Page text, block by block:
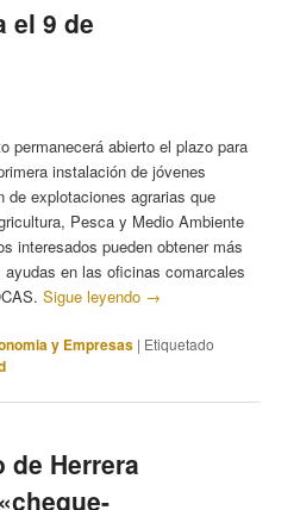
el 9 de
permanecerá abierto el plazo para
instalación de jóvenes
de explotaciones agrarias que
Pesca y Medio Ambiente
interesados pueden obtener más
en las oficinas comarcales
Sigue leyendo →
y Empresas | Etiquetado
de Herrera